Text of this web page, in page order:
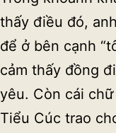
thấy điều đó,
để ở bên cạnh
cảm thấy đồng
yêu. Còn cái chữ
Tiểu Cúc trao